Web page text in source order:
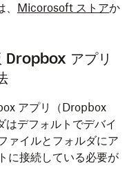
Micorosoft ストアか
Dropbox アプリ
アプリ（Dropbox
デフォルトでデバイ
ァイルとフォルダにア
に接続している必要が